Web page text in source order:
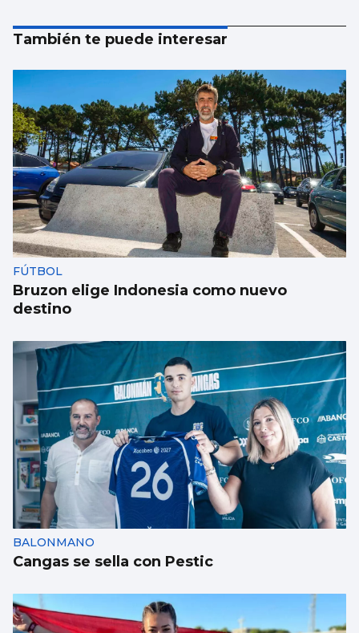
También te puede interesar
FÚTBOL
Bruzon elige Indonesia como nuevo
destino
BALONMANO
Cangas se sella con Pestic